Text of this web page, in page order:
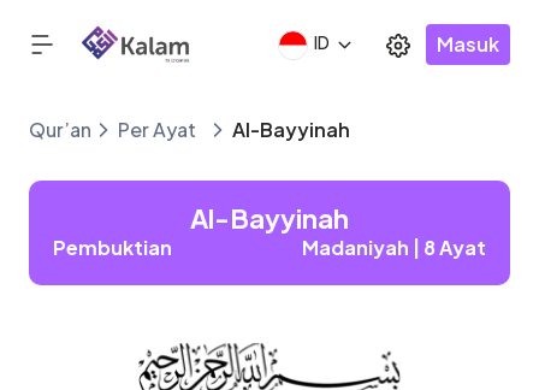
ID Masuk
Qur’an Per Ayat Al-Bayyinah
Al-Bayyinah
Pembuktian Madaniyah | 8 Ayat